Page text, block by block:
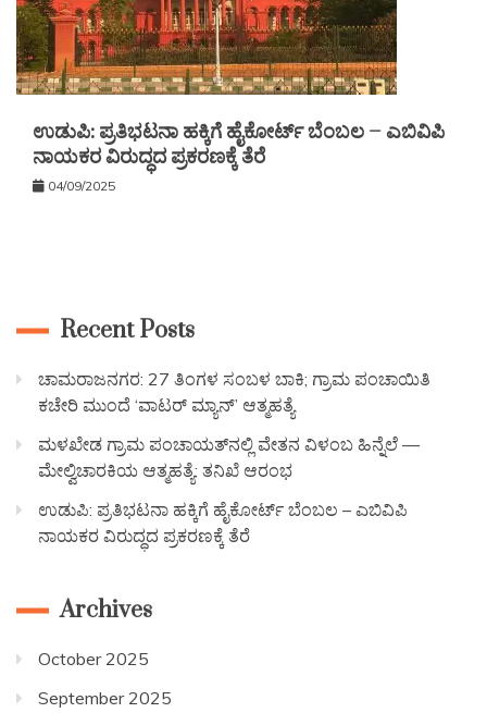
ಉಡುಪಿ: ಪ್ರತಿಭಟನಾ ಹಕ್ಕಿಗೆ ಹೈಕೋರ್ಟ್ ಬೆಂಬಲ – ಎಬಿವಿಪಿ
ನಾಯಕರ ವಿರುದ್ಧದ ಪ್ರಕರಣಕ್ಕೆ ತೆರೆ
04/09/2025
Recent Posts
ಚಾಮರಾಜನಗರ: 27 ತಿಂಗಳ ಸಂಬಳ ಬಾಕಿ; ಗ್ರಾಮ ಪಂಚಾಯಿತಿ
ಕಚೇರಿ ಮುಂದೆ ‘ವಾಟರ್ ಮ್ಯಾನ್’ ಆತ್ಮಹತ್ಯೆ
ಮಳಖೇಡ ಗ್ರಾಮ ಪಂಚಾಯತ್‌ನಲ್ಲಿ ವೇತನ ವಿಳಂಬ ಹಿನ್ನೆಲೆ —
ಮೇಲ್ವಿಚಾರಕಿಯ ಆತ್ಮಹತ್ಯೆ: ತನಿಖೆ ಆರಂಭ
ಉಡುಪಿ: ಪ್ರತಿಭಟನಾ ಹಕ್ಕಿಗೆ ಹೈಕೋರ್ಟ್ ಬೆಂಬಲ – ಎಬಿವಿಪಿ
ನಾಯಕರ ವಿರುದ್ಧದ ಪ್ರಕರಣಕ್ಕೆ ತೆರೆ
Archives
October 2025
September 2025